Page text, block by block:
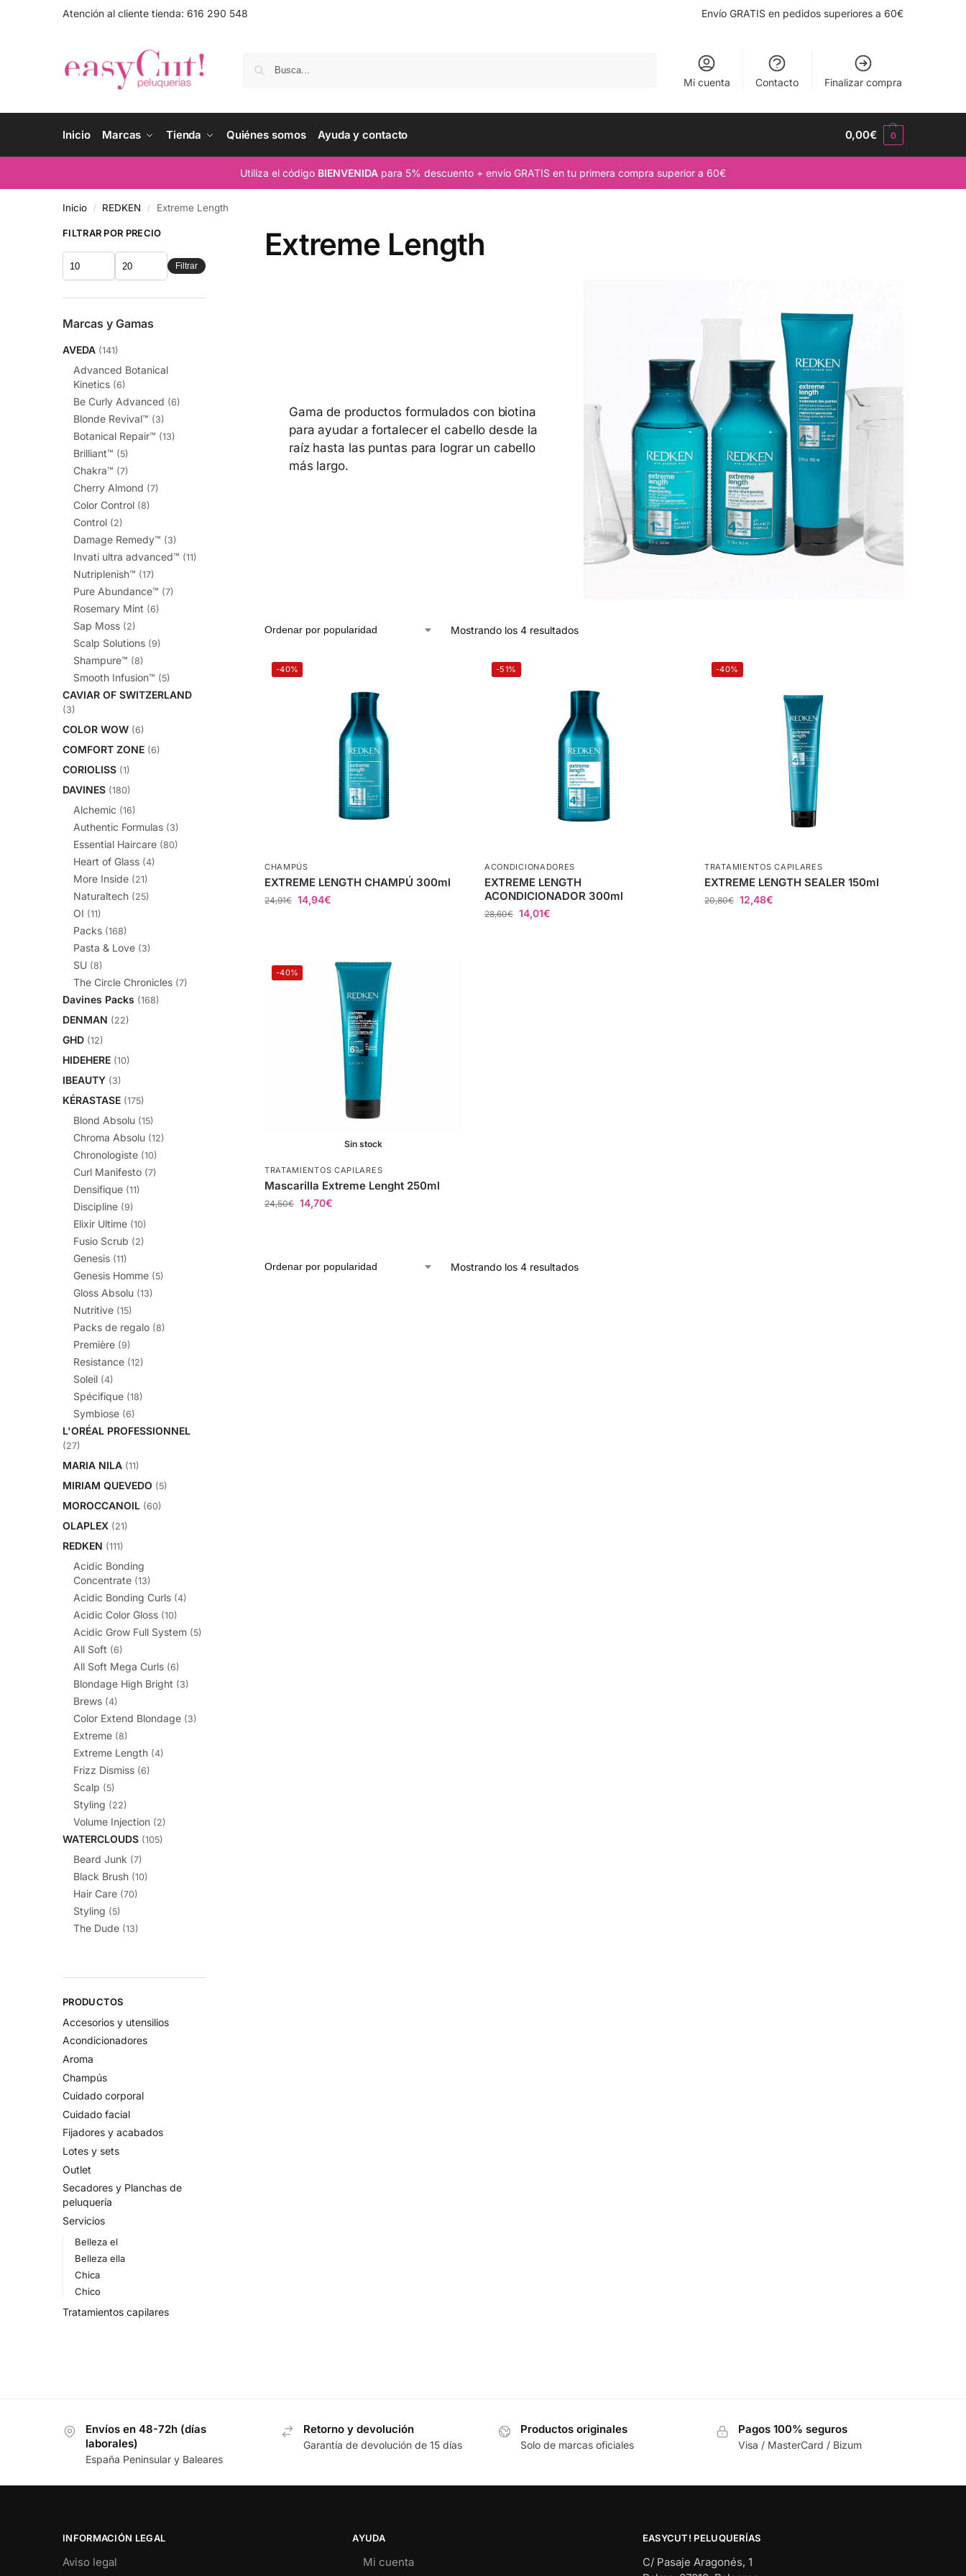
Atención al cliente tienda: 616 290 548 Envío GRATIS en pedidos superiores a 60€
Mi cuenta Contacto Finalizar compra
Inicio Marcas Tienda Quiénes somos Ayuda y contacto 0,00€ 0
Utiliza el código BIENVENIDA para 5% descuento + envío GRATIS en tu primera compra superior a 60€
Inicio / REDKEN / Extreme Length
Extreme Length
Gama de productos formulados con biotina
para ayudar a fortalecer el cabello desde la
raíz hasta las puntas para lograr un cabello
más largo.
Mostrando los 4 resultados
-40%
CHAMPÚS
EXTREME LENGTH CHAMPÚ 300ml
24,91€ 14,94€
-51%
ACONDICIONADORES
EXTREME LENGTH
ACONDICIONADOR 300ml
28,60€ 14,01€
-40%
TRATAMIENTOS CAPILARES
EXTREME LENGTH SEALER 150ml
20,80€ 12,48€
-40%
Sin stock
TRATAMIENTOS CAPILARES
Mascarilla Extreme Lenght 250ml
24,50€ 14,70€
Mostrando los 4 resultados
FILTRAR POR PRECIO
Filtrar
Marcas y Gamas
AVEDA (141)
Advanced Botanical
Kinetics (6)
Be Curly Advanced (6)
Blonde Revival™ (3)
Botanical Repair™ (13)
Brilliant™ (5)
Chakra™ (7)
Cherry Almond (7)
Color Control (8)
Control (2)
Damage Remedy™ (3)
Invati ultra advanced™ (11)
Nutriplenish™ (17)
Pure Abundance™ (7)
Rosemary Mint (6)
Sap Moss (2)
Scalp Solutions (9)
Shampure™ (8)
Smooth Infusion™ (5)
CAVIAR OF SWITZERLAND
(3)
COLOR WOW (6)
COMFORT ZONE (6)
CORIOLISS (1)
DAVINES (180)
Alchemic (16)
Authentic Formulas (3)
Essential Haircare (80)
Heart of Glass (4)
More Inside (21)
Naturaltech (25)
OI (11)
Packs (168)
Pasta & Love (3)
SU (8)
The Circle Chronicles (7)
Davines Packs (168)
DENMAN (22)
GHD (12)
HIDEHERE (10)
IBEAUTY (3)
KÉRASTASE (175)
Blond Absolu (15)
Chroma Absolu (12)
Chronologiste (10)
Curl Manifesto (7)
Densifique (11)
Discipline (9)
Elixir Ultime (10)
Fusio Scrub (2)
Genesis (11)
Genesis Homme (5)
Gloss Absolu (13)
Nutritive (15)
Packs de regalo (8)
Première (9)
Resistance (12)
Soleil (4)
Spécifique (18)
Symbiose (6)
L'ORÉAL PROFESSIONNEL
(27)
MARIA NILA (11)
MIRIAM QUEVEDO (5)
MOROCCANOIL (60)
OLAPLEX (21)
REDKEN (111)
Acidic Bonding
Concentrate (13)
Acidic Bonding Curls (4)
Acidic Color Gloss (10)
Acidic Grow Full System (5)
All Soft (6)
All Soft Mega Curls (6)
Blondage High Bright (3)
Brews (4)
Color Extend Blondage (3)
Extreme (8)
Extreme Length (4)
Frizz Dismiss (6)
Scalp (5)
Styling (22)
Volume Injection (2)
WATERCLOUDS (105)
Beard Junk (7)
Black Brush (10)
Hair Care (70)
Styling (5)
The Dude (13)
PRODUCTOS
Accesorios y utensilios
Acondicionadores
Aroma
Champús
Cuidado corporal
Cuidado facial
Fijadores y acabados
Lotes y sets
Outlet
Secadores y Planchas de
peluquería
Servicios
Belleza el
Belleza ella
Chica
Chico
Tratamientos capilares
Envíos en 48-72h (días
laborales)
España Peninsular y Baleares
Retorno y devolución
Garantía de devolución de 15 días
Productos originales
Solo de marcas oficiales
Pagos 100% seguros
Visa / MasterCard / Bizum
INFORMACIÓN LEGAL
Aviso legal
AYUDA
Mi cuenta
EASYCUT! PELUQUERÍAS
C/ Pasaje Aragonés, 1